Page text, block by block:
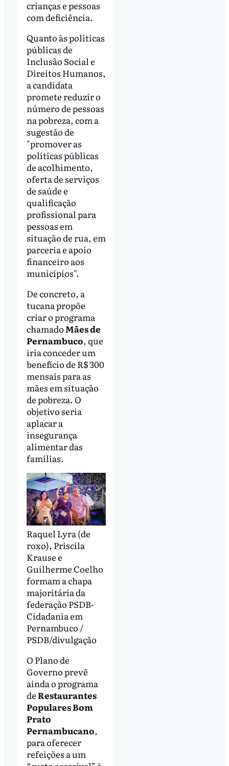
crianças e pessoas
com deficiência.
Quanto às políticas
públicas de
Inclusão Social e
Direitos Humanos,
a candidata
promete reduzir o
número de pessoas
na pobreza, com a
sugestão de
"promover as
políticas públicas
de acolhimento,
oferta de serviços
de saúde e
qualificação
profissional para
pessoas em
situação de rua, em
parceria e apoio
financeiro aos
municípios".
De concreto, a
tucana propõe
criar o programa
chamadoMães de
Pernambuco, que
iria conceder um
benefício de R$ 300
mensais para as
mães em situação
de pobreza. O
objetivo seria
aplacar a
insegurança
alimentar das
famílias.
Raquel Lyra (de
roxo), Priscila
Krause e
Guilherme Coelho
formam a chapa
majoritária da
federação PSDB-
Cidadania em
Pernambuco /
PSDB/divulgação
O Plano de
Governo prevê
ainda o programa
deRestaurantes
Populares Bom
Prato
Pernambucano,
para oferecer
refeições a um